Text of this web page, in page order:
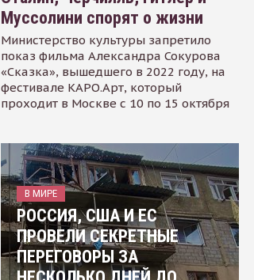
Муссолини спорят о жизни
Министерство культуры запретило
показ фильма Александра Сокурова
«Сказка», вышедшего в 2022 году, на
фестивале КАРО.Арт, который
проходит в Москве с 10 по 15 октября
В МИРЕ
РОССИЯ, США И ЕС
ПРОВЕЛИ СЕКРЕТНЫЕ
ПЕРЕГОВОРЫ ЗА